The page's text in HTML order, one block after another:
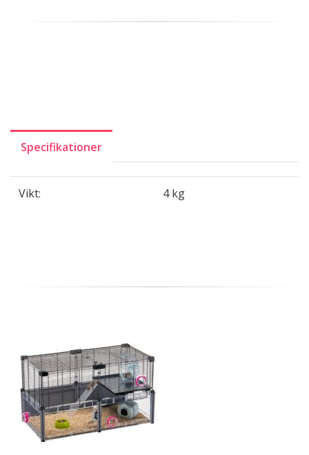
Specifikationer
Vikt: 4 kg